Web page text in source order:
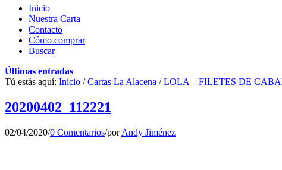
Inicio
Nuestra Carta
Contacto
Cómo comprar
Buscar
Últimas entradas
Tú estás aquí: Inicio / Cartas La Alacena / LOLA – FILETES DE
20200402_112221
02/04/2020/0 Comentarios/porAndy Jiménez